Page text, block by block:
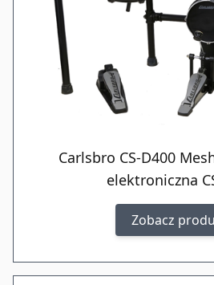
Carlsbro CS-D400
elektroniczna
Zobacz